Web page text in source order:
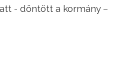
- döntött a kormány –